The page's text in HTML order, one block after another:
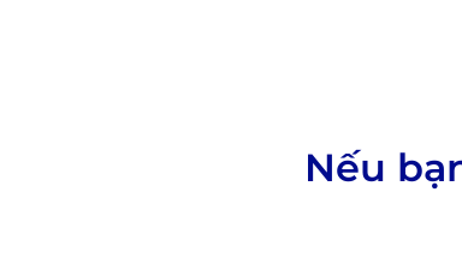
Nếu